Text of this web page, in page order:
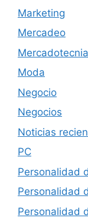
Marketing
Mercadeo
Mercadotecnia
Moda
Negocio
Negocios
Noticias
PC
Personalidad
Personalidad
Personalidad